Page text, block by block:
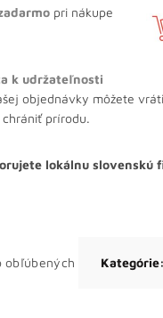
pri nákupe
k udržateľnosti
objednávky môžete
chrániť prírodu.
lokálnu slovenskú
obľúbených Kategórie: